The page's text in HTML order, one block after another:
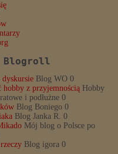
Blogroll
Blog WO 0
hobby z przyjemnością Hobby
i podłużne 0
Blog Boniego 0
Blog Janka R. 0
Mój blog o Polsce po
Blog igora 0